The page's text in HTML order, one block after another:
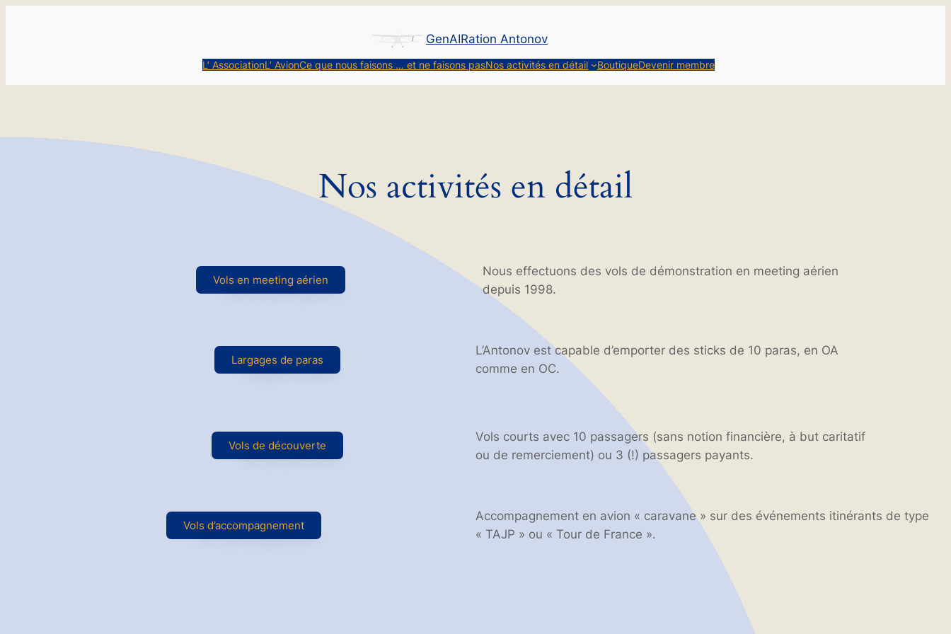
GenAIRation Antonov
L’ AssociationL’ AvionCe que nous faisons … et ne faisons pasNos activités en détail BoutiqueDevenir membre
Nos activités en détail
Vols en meeting aérien
Nous effectuons des vols de démonstration en meeting aérien
depuis 1998.
Largages de paras
L’Antonov est capable d’emporter des sticks de 10 paras, en OA
comme en OC.
Vols de découverte
Vols courts avec 10 passagers (sans notion financière, à but caritatif
ou de remerciement) ou 3 (!) passagers payants.
Vols d’accompagnement
Accompagnement en avion « caravane » sur des événements itinérants de type
« TAJP » ou « Tour de France ».